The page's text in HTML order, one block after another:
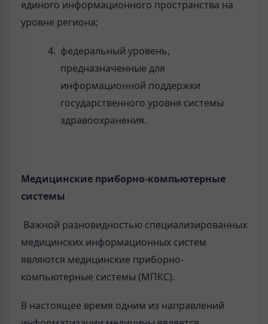
единого информационного пространства на
уровне региона;
федеральный уровень,
предназначенные для
информационной поддержки
государственного уровня системы
здравоохранения.
Медицинские приборно-компьютерные
системы
Важной разновидностью специализированных
медицинских информационных систем
являются медицинские приборно-
компьютерные системы (МПКС).
В настоящее время одним из направлений